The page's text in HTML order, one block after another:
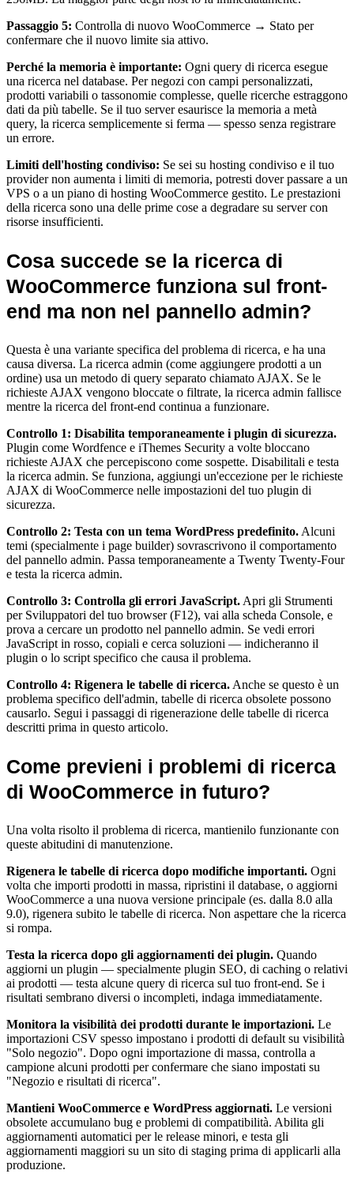
Passaggio 5: Controlla di nuovo WooCommerce → Stato per
confermare che il nuovo limite sia attivo.
Perché la memoria è importante: Ogni query di ricerca esegue
una ricerca nel database. Per negozi con campi personalizzati,
prodotti variabili o tassonomie complesse, quelle ricerche estraggono
dati da più tabelle. Se il tuo server esaurisce la memoria a metà
query, la ricerca semplicemente si ferma — spesso senza registrare
un errore.
Limiti dell'hosting condiviso: Se sei su hosting condiviso e il tuo
provider non aumenta i limiti di memoria, potresti dover passare a un
VPS o a un piano di hosting WooCommerce gestito. Le prestazioni
della ricerca sono una delle prime cose a degradare su server con
risorse insufficienti.
Cosa succede se la ricerca di
WooCommerce funziona sul front-
end ma non nel pannello admin?
Questa è una variante specifica del problema di ricerca, e ha una
causa diversa. La ricerca admin (come aggiungere prodotti a un
ordine) usa un metodo di query separato chiamato AJAX. Se le
richieste AJAX vengono bloccate o filtrate, la ricerca admin fallisce
mentre la ricerca del front-end continua a funzionare.
Controllo 1: Disabilita temporaneamente i plugin di sicurezza.
Plugin come Wordfence e iThemes Security a volte bloccano
richieste AJAX che percepiscono come sospette. Disabilitali e testa
la ricerca admin. Se funziona, aggiungi un'eccezione per le richieste
AJAX di WooCommerce nelle impostazioni del tuo plugin di
sicurezza.
Controllo 2: Testa con un tema WordPress predefinito. Alcuni
temi (specialmente i page builder) sovrascrivono il comportamento
del pannello admin. Passa temporaneamente a Twenty Twenty-Four
e testa la ricerca admin.
Controllo 3: Controlla gli errori JavaScript. Apri gli Strumenti
per Sviluppatori del tuo browser (F12), vai alla scheda Console, e
prova a cercare un prodotto nel pannello admin. Se vedi errori
JavaScript in rosso, copiali e cerca soluzioni — indicheranno il
plugin o lo script specifico che causa il problema.
Controllo 4: Rigenera le tabelle di ricerca. Anche se questo è un
problema specifico dell'admin, tabelle di ricerca obsolete possono
causarlo. Segui i passaggi di rigenerazione delle tabelle di ricerca
descritti prima in questo articolo.
Come previeni i problemi di ricerca
di WooCommerce in futuro?
Una volta risolto il problema di ricerca, mantienilo funzionante con
queste abitudini di manutenzione.
Rigenera le tabelle di ricerca dopo modifiche importanti. Ogni
volta che importi prodotti in massa, ripristini il database, o aggiorni
WooCommerce a una nuova versione principale (es. dalla 8.0 alla
9.0), rigenera subito le tabelle di ricerca. Non aspettare che la ricerca
si rompa.
Testa la ricerca dopo gli aggiornamenti dei plugin. Quando
aggiorni un plugin — specialmente plugin SEO, di caching o relativi
ai prodotti — testa alcune query di ricerca sul tuo front-end. Se i
risultati sembrano diversi o incompleti, indaga immediatamente.
Monitora la visibilità dei prodotti durante le importazioni. Le
importazioni CSV spesso impostano i prodotti di default su visibilità
"Solo negozio". Dopo ogni importazione di massa, controlla a
campione alcuni prodotti per confermare che siano impostati su
"Negozio e risultati di ricerca".
Mantieni WooCommerce e WordPress aggiornati. Le versioni
obsolete accumulano bug e problemi di compatibilità. Abilita gli
aggiornamenti automatici per le release minori, e testa gli
aggiornamenti maggiori su un sito di staging prima di applicarli alla
produzione.